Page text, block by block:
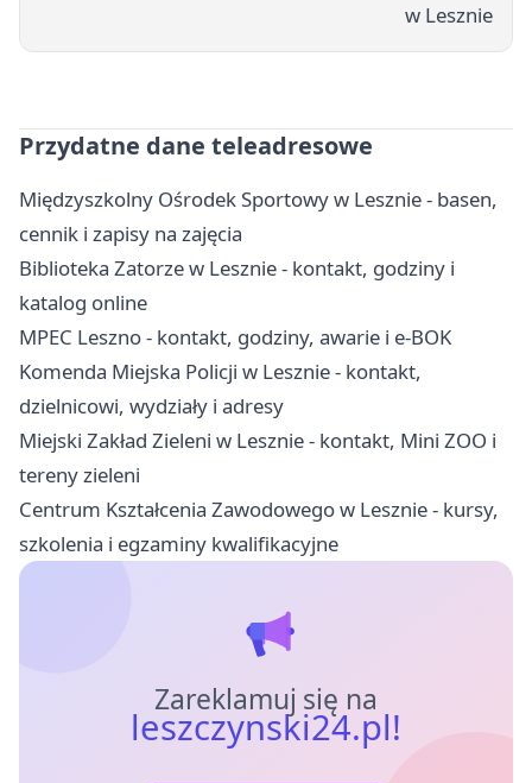
w Lesznie
Przydatne dane teleadresowe
Międzyszkolny Ośrodek Sportowy w Lesznie - basen,
cennik i zapisy na zajęcia
Biblioteka Zatorze w Lesznie - kontakt, godziny i
katalog online
MPEC Leszno - kontakt, godziny, awarie i e-BOK
Komenda Miejska Policji w Lesznie - kontakt,
dzielnicowi, wydziały i adresy
Miejski Zakład Zieleni w Lesznie - kontakt, Mini ZOO i
tereny zieleni
Centrum Kształcenia Zawodowego w Lesznie - kursy,
szkolenia i egzaminy kwalifikacyjne
Zareklamuj się na
leszczynski24.pl!